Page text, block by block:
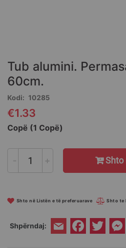
beginning
of
the
images
gallery
Tub alumini.
60cm.
Kodi 10285
€1.33
Copë (1 Copë)
- + Shto
Shto në Listën e të preferuarave Shto te
Shpërndaj: Email Facebook
Twitter